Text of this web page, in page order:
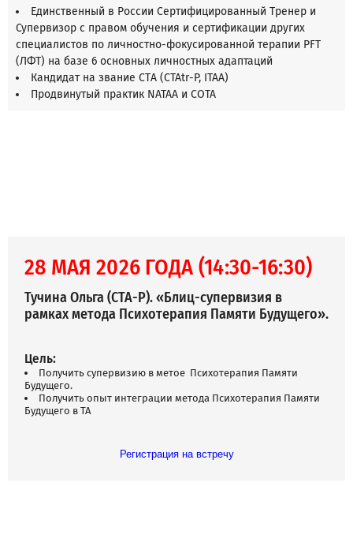
Единственный в России Сертифицированный Тренер и
Супервизор с правом обучения и сертификации других
специалистов по личностно-фокусированной терапии PFT
(ЛФТ) на базе 6 основных личностных адаптаций
Кандидат на звание CTА (CTAtr-P, ITAA)
Продвинутый практик NATAA и СОТА
28 МАЯ 2026 ГОДА (14:30-16:30)
Тучина Ольга (СТА-Р). «Блиц-супервизия в
рамках метода Психотерапия Памяти Будущего».
Цель:
Получить супервизию в метое Психотерапия Памяти
Будущего.
Получить опыт интеграции метода Психотерапия Памяти
Будущего в ТА
Регистрация на встречу